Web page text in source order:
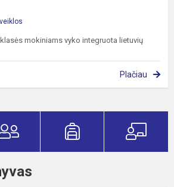
mokiniams vyko integruota lietuvių
Plačiau